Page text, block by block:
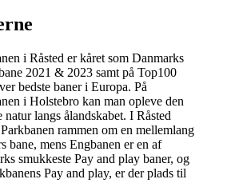
i Råsted er kåret som Danmarks
2021 & 2023 samt på Top100
bedste baner i Europa. På
i Holstebro kan man opleve den
natur langs ålandskabet. I Råsted
rammen om en mellemlang
bane, mens Engbanen er en af
smukkeste Pay and play baner, og
Pay and play, er der plads til